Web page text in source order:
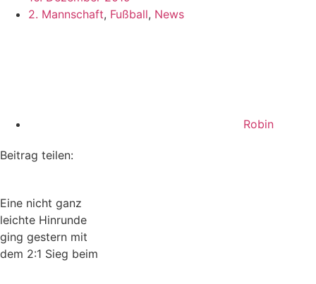
2. Mannschaft, Fußball, News
Robin
Beitrag teilen:
Eine nicht ganz
leichte Hinrunde
ging gestern mit
dem 2:1 Sieg beim